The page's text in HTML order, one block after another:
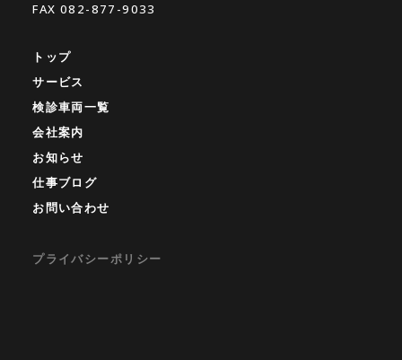
FAX 082-877-9033
トップ
サービス
検診車両一覧
会社案内
お知らせ
仕事ブログ
お問い合わせ
プライバシーポリシー